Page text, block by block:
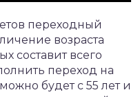
переходный
возраста
составит всего
переход на
будет с 55 лет и